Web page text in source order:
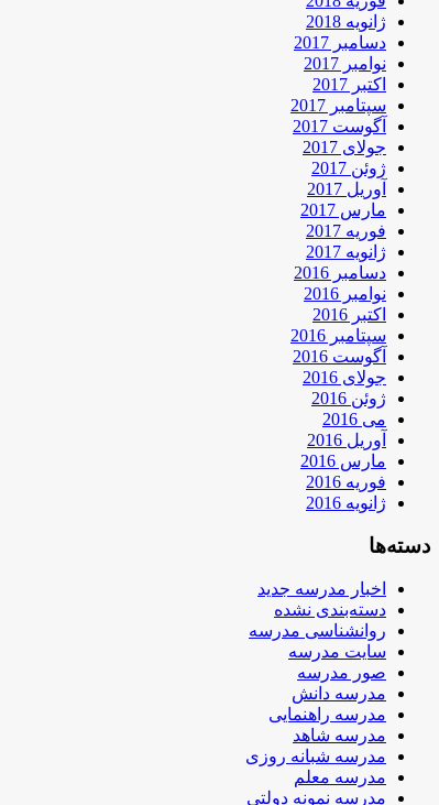
ژانویه 2018
دسامبر 2017
نوامبر 2017
اکتبر 2017
سپتامبر 2017
آگوست 2017
جولای 2017
ژوئن 2017
آوریل 2017
مارس 2017
فوریه 2017
ژانویه 2017
دسامبر 2016
نوامبر 2016
اکتبر 2016
سپتامبر 2016
آگوست 2016
جولای 2016
ژوئن 2016
می 2016
آوریل 2016
مارس 2016
فوریه 2016
ژانویه 2016
دسته‌ها
اخبار مدرسه جدید
دسته‌بندی نشده
روانشناسی مدرسه
سایت مدرسه
صور مدرسه
مدرسه دانش
مدرسه راهنمایی
مدرسه شاهد
مدرسه شبانه روزی
مدرسه معلم
مدرسه نمونه دولتی